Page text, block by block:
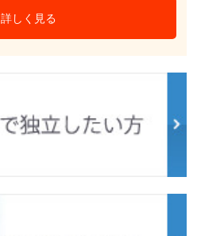
詳しく見る